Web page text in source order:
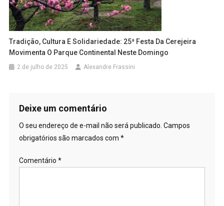
Tradição, Cultura E Solidariedade: 25ª Festa Da Cerejeira
Movimenta O Parque Continental Neste Domingo
2 de julho de 2025 Alexandre Frassini
Deixe um comentário
O seu endereço de e-mail não será publicado. Campos
obrigatórios são marcados com *
Comentário *